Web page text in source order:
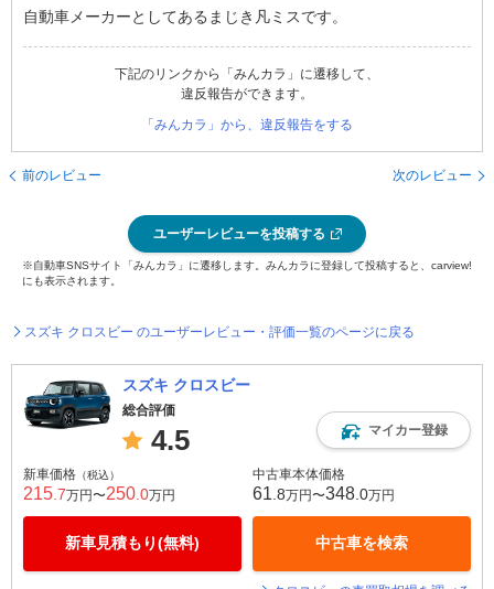
自動車メーカーとしてあるまじき凡ミスです。
下記のリンクから「みんカラ」に遷移して、
違反報告ができます。
「みんカラ」から、違反報告をする
前のレビュー 次のレビュー
ユーザーレビューを投稿する
※自動車SNSサイト「みんカラ」に遷移します。みんカラに登録して投稿すると、carview!
にも表示されます。
スズキ クロスビー のユーザーレビュー・評価一覧のページに戻る
スズキ クロスビー
総合評価
4.5 マイカー登録
新車価格 （税込）
215 .7万円〜250 .0万円
新車見積もり(無料)
中古車本体価格
61 .8万円〜348 .0万円
中古車を検索